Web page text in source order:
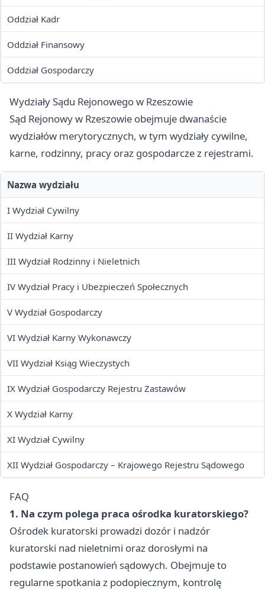
Oddział Kadr
Oddział Finansowy
Oddział Gospodarczy
Wydziały Sądu Rejonowego w Rzeszowie
Sąd Rejonowy w Rzeszowie obejmuje dwanaście
wydziałów merytorycznych, w tym wydziały cywilne,
karne, rodzinny, pracy oraz gospodarcze z rejestrami.
Nazwa wydziału
I Wydział Cywilny
II Wydział Karny
III Wydział Rodzinny i Nieletnich
IV Wydział Pracy i Ubezpieczeń Społecznych
V Wydział Gospodarczy
VI Wydział Karny Wykonawczy
VII Wydział Ksiąg Wieczystych
IX Wydział Gospodarczy Rejestru Zastawów
X Wydział Karny
XI Wydział Cywilny
XII Wydział Gospodarczy – Krajowego Rejestru Sądowego
FAQ
1. Na czym polega praca ośrodka kuratorskiego?
Ośrodek kuratorski prowadzi dozór i nadzór
kuratorski nad nieletnimi oraz dorosłymi na
podstawie postanowień sądowych. Obejmuje to
regularne spotkania z podopiecznym, kontrolę